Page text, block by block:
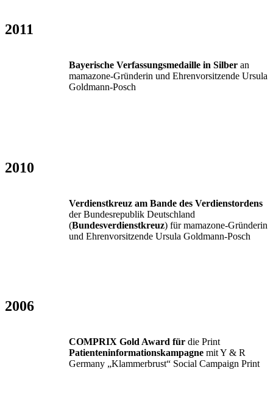
2011
Bayerische Verfassungsmedaille in Silber an
mamazone-Gründerin und Ehrenvorsitzende Ursula
Goldmann-Posch
2010
Verdienstkreuz am Bande des Verdienstordens
der Bundesrepublik Deutschland
(Bundesverdienstkreuz) für mamazone-Gründerin
und Ehrenvorsitzende Ursula Goldmann-Posch
2006
COMPRIX Gold Award für die Print
Patienteninformationskampagne mit Y & R
Germany „Klammerbrust“ Social Campaign Print